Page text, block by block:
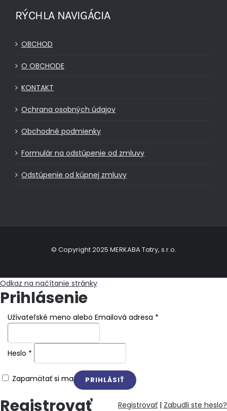
RÝCHLA NAVIGÁCIA
OBCHOD
O OBCHODE
KONTAKT
Ochrana osobných údajov
Obchodné podmienky
Formulár na odstúpenie od zmluvy
Odstúpenie od kúpnej zmluvy
© Copyright 2025 MERKABA Tatry, s.r.o.
Odkaz na načítanie stránky
Prihlásenie
Užívateľské meno alebo Emailová adresa *
Heslo *
Zapamätať si ma
Registrovať | Zabudli ste heslo?
Registrovať